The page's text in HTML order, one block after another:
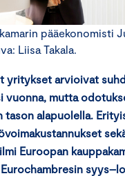
pääekonomisti
Liisa Takala.
yritykset arvioivat
vuonna, mutta
tason alapuolella.
Euroopan